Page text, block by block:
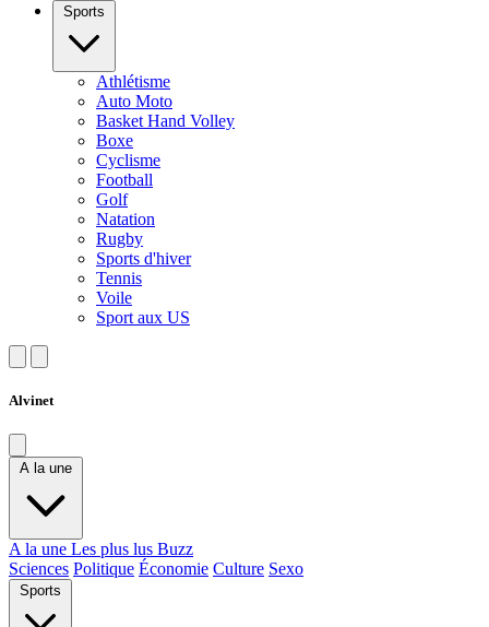
Sports
Athlétisme
Auto Moto
Basket Hand Volley
Boxe
Cyclisme
Football
Golf
Natation
Rugby
Sports d'hiver
Tennis
Voile
Sport aux US
Alvinet
A la une
A la une Les plus lus Buzz
Sciences Politique Économie Culture Sexo
Sports